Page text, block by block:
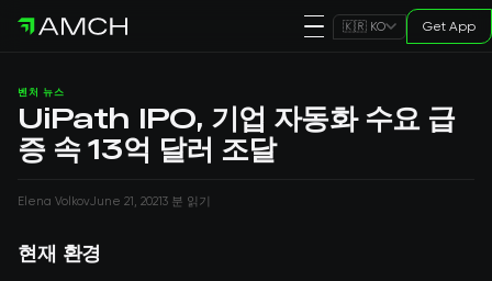
🇰🇷 KO Get App
벤처 뉴스
UiPath IPO, 기업 자동화 수요 급
증 속 13억 달러 조달
Elena VolkovJune 21, 20213 분 읽기
현재 환경